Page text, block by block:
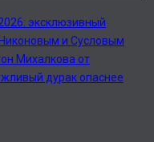
эксклюзивный
и Сусловым
Михалкова от
дурак опаснее